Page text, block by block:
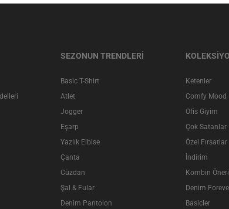
SEZONUN TRENDLERİ
Basic T-Shirt
Atlet
Jogger
Eşarp
Yazlık Elbise
Çanta
Cüzdan
Şal & Fular
Denim Pantolon
Ketenler
Comfy Mood
Ofis Giyim
Çok Satanlar
Özel Fırsatlar
İndirim
Kombin
Denim
Basicler